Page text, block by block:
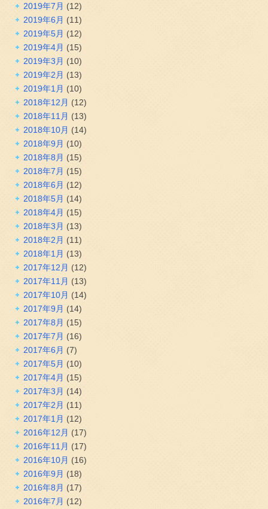
2019年7月 (12)
2019年6月 (11)
2019年5月 (12)
2019年4月 (15)
2019年3月 (10)
2019年2月 (13)
2019年1月 (10)
2018年12月 (12)
2018年11月 (13)
2018年10月 (14)
2018年9月 (10)
2018年8月 (15)
2018年7月 (15)
2018年6月 (12)
2018年5月 (14)
2018年4月 (15)
2018年3月 (13)
2018年2月 (11)
2018年1月 (13)
2017年12月 (12)
2017年11月 (13)
2017年10月 (14)
2017年9月 (14)
2017年8月 (15)
2017年7月 (16)
2017年6月 (7)
2017年5月 (10)
2017年4月 (15)
2017年3月 (14)
2017年2月 (11)
2017年1月 (12)
2016年12月 (17)
2016年11月 (17)
2016年10月 (16)
2016年9月 (18)
2016年8月 (17)
2016年7月 (12)